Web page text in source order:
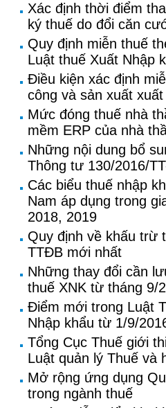
Xác định thời điểm
ký thuế do đổi căn
Quy định miễn thuế
Luật thuế Xuất Nhập
Điều kiện xác định
công và sản xuất xuất
Mức đóng thuế nhà
mềm ERP của nhà
Những nội dung bổ
Thông tư 130/2016/
Các biểu thuế nhập
Nam áp dụng trong
2018, 2019
Quy định về khấu trừ
TTĐB mới nhất
Những thay đổi cần
thuế XNK từ tháng 9/
Điểm mới trong Luật
Nhập khẩu từ 1/9/
Tổng Cục Thuế giới
Luật quản lý Thuế và
Mở rộng ứng dụng
trong ngành thuế